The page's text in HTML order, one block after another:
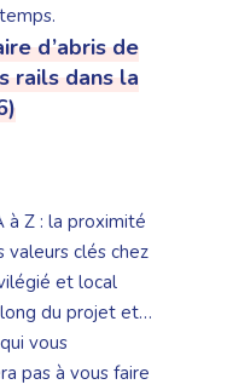
d’abris de
rails dans la
à Z : la proximité
valeurs clés chez
et local
du projet et
vous
pas à vous faire